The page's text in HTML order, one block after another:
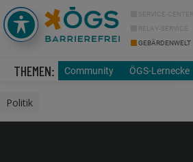
SERVICE-CENTER
RELAY-SERVICE
GEBÄRDENWELT
THEMEN: Community ÖGS-Lernecke
Politik